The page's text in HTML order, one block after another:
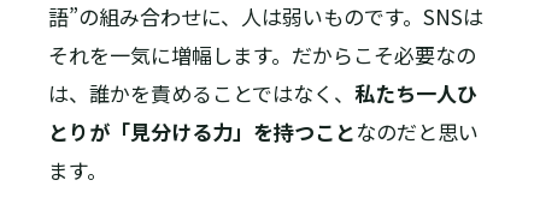
語”の組み合わせに、人は弱いものです。SNSは
それを一気に増幅します。だからこそ必要なの
は、誰かを責めることではなく、 私たち一人ひ
とりが「見分ける力」を持つことなのだと思い
ます。